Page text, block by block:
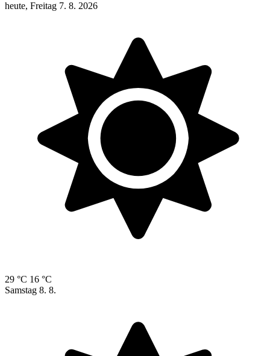
heute, Freitag 7. 8. 2026
29 °C 16 °C
Samstag 8. 8.